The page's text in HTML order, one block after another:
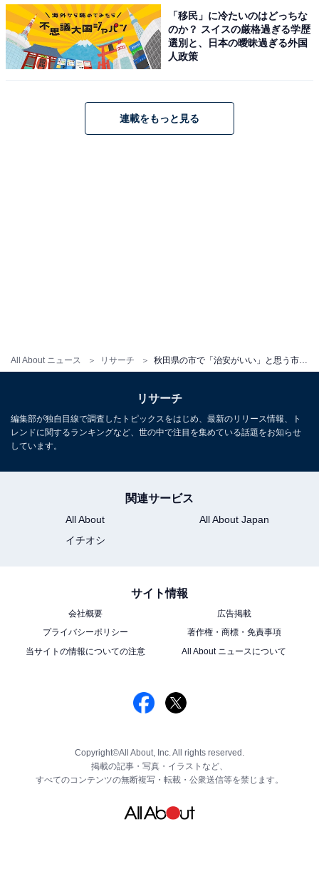
All About ニュース リサーチ 秋田県の市で「治安がいい」と思う市ランキング！ 2位「にかほ市」を抑えた1位は？【2026年調査】
「移民」に冷たいのはどっちな
のか？ スイスの厳格過ぎる学歴
選別と、日本の曖昧過ぎる外国
人政策
連載をもっと見る
リサーチ
編集部が独自目線で調査したトピックスをはじめ、最新のリリース情報、ト
レンドに関するランキングなど、世の中で注目を集めている話題をお知らせ
しています。
関連サービス
All About
All About Japan
イチオシ
サイト情報
会社概要
広告掲載
プライバシーポリシー
著作権・商標・免責事項
当サイトの情報についての注意
All About ニュースについて
Copyright©All About, Inc. All rights reserved.
掲載の記事・写真・イラストなど、
すべてのコンテンツの無断複写・転載・公衆送信等を禁じます。